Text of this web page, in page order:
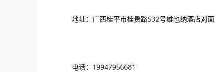
地址：广西桂平市桂贵路532号维也纳酒店对面
电话：19947956681